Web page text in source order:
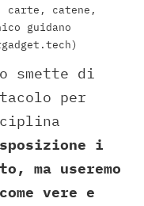
catene,
guidano
smette di
per
i
ma useremo
vere e